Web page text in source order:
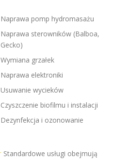
Naprawa pomp hydromasażu
Naprawa sterowników (Balboa,
Gecko)
Wymiana grzałek
Naprawa elektroniki
Usuwanie wycieków
Czyszczenie biofilmu i instalacji
Dezynfekcja i ozonowanie
Standardowe usługi obejmują